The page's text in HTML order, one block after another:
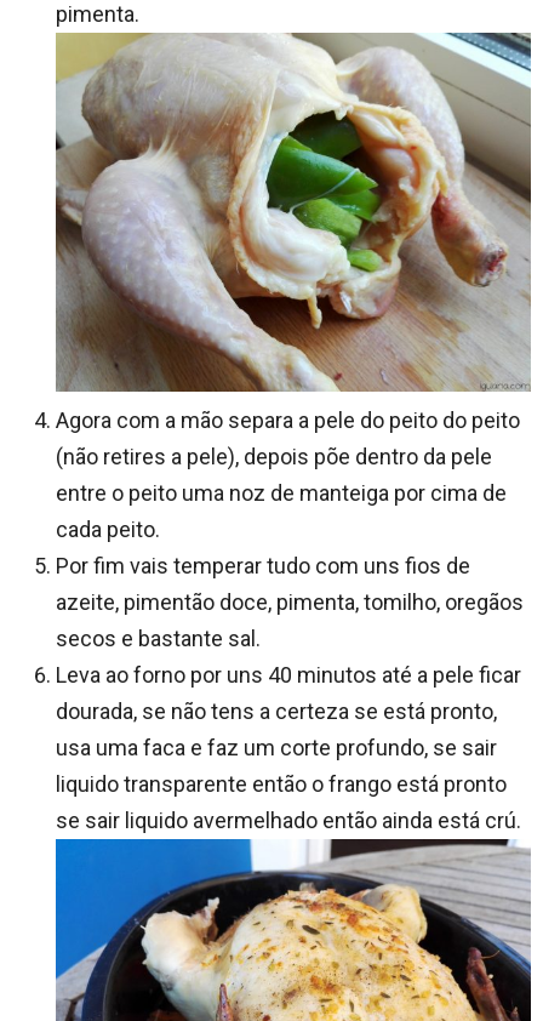
pimenta.
Agora com a mão separa a pele do peito do peito
(não retires a pele), depois põe dentro da pele
entre o peito uma noz de manteiga por cima de
cada peito.
Por fim vais temperar tudo com uns fios de
azeite, pimentão doce, pimenta, tomilho, oregãos
secos e bastante sal.
Leva ao forno por uns 40 minutos até a pele ficar
dourada, se não tens a certeza se está pronto,
usa uma faca e faz um corte profundo, se sair
liquido transparente então o frango está pronto
se sair liquido avermelhado então ainda está crú.